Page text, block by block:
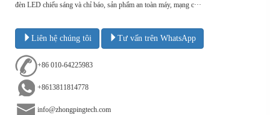
đèn LED chiếu sáng và chỉ báo, sản phẩm an toàn máy, mạng c···
Liên hệ chúng tôi Tư vấn trên WhatsApp
+86 010-64225983
+8613811814778
info@zhongpingtech.com